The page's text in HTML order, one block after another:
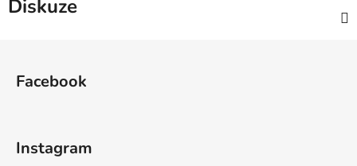
Diskuze
Facebook
Instagram